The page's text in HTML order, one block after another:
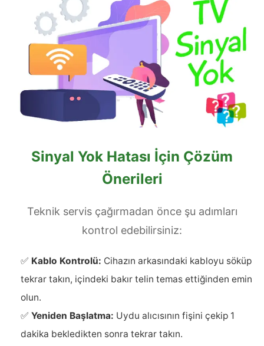
Sinyal Yok Hatası İçin Çözüm
Önerileri
Teknik servis çağırmadan önce şu adımları
kontrol edebilirsiniz:
✅ Kablo Kontrolü: Cihazın arkasındaki kabloyu söküp
tekrar takın, içindeki bakır telin temas ettiğinden emin
olun.
✅ Yeniden Başlatma: Uydu alıcısının fişini çekip 1
dakika bekledikten sonra tekrar takın.